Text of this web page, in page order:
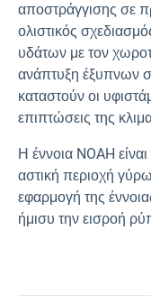
αποστράγγισης σε
ολιστικός
υδάτων με τον
ανάπτυξη έξυπνων
καταστούν οι
επιπτώσεις της
Η έννοια NOAH
αστική περιοχή
εφαρμογή της
ήμισυ την εισροή